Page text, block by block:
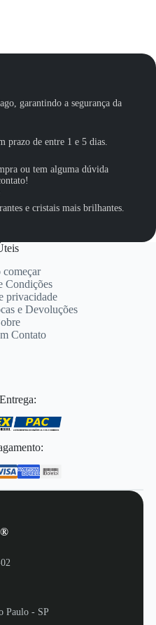
garantindo a segurança da
prazo de entre 1 e 5 dias.
ou tem alguma dúvida
e cristais mais brilhantes.
começar
Condições
privacidade
e Devoluções
Contato
Paulo - SP